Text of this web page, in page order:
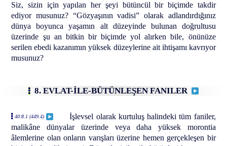
Siz, sizin için yapılan her şeyi bütüncül bir biçimde takdir
ediyor musunuz? “Gözyaşının vadisi” olarak adlandırdığınız
dünya boyunca yaşamın alt düzeyinde bulunan doğrultusu
üzerinde şu an bitkin bir biçimde yol alırken bile, önünüze
serilen ebedi kazanımın yüksek düzeylerine ait ihtişamı kavrıyor
musunuz?
8. EVLAT-İLE-BÜTÜNLEŞEN FANILER
40:8.1 (449.4)
İşlevsel olarak kurtuluş halindeki tüm faniler,
malikâne dünyalar üzerinde veya daha yüksek morontia
âlemlerine olan onların varışları üzerine hemen gerçekleşen bir